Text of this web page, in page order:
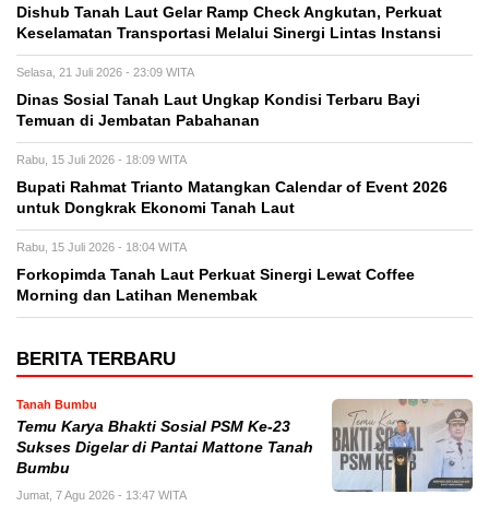
Dishub Tanah Laut Gelar Ramp Check Angkutan, Perkuat
Keselamatan Transportasi Melalui Sinergi Lintas Instansi
Selasa, 21 Juli 2026 - 23:09 WITA
Dinas Sosial Tanah Laut Ungkap Kondisi Terbaru Bayi
Temuan di Jembatan Pabahanan
Rabu, 15 Juli 2026 - 18:09 WITA
Bupati Rahmat Trianto Matangkan Calendar of Event 2026
untuk Dongkrak Ekonomi Tanah Laut
Rabu, 15 Juli 2026 - 18:04 WITA
Forkopimda Tanah Laut Perkuat Sinergi Lewat Coffee
Morning dan Latihan Menembak
BERITA TERBARU
Tanah Bumbu
Temu Karya Bhakti Sosial PSM Ke-23
Sukses Digelar di Pantai Mattone Tanah
Bumbu
Jumat, 7 Agu 2026 - 13:47 WITA